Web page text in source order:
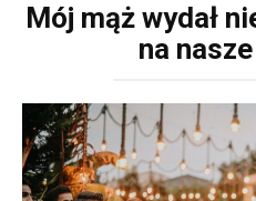
Mój mąż wydał
na